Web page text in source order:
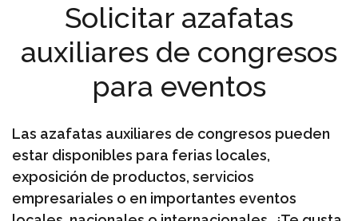
Solicitar azafatas
auxiliares de congresos
para eventos
Las azafatas auxiliares de congresos pueden
estar disponibles para ferias locales,
exposición de productos, servicios
empresariales o en importantes eventos